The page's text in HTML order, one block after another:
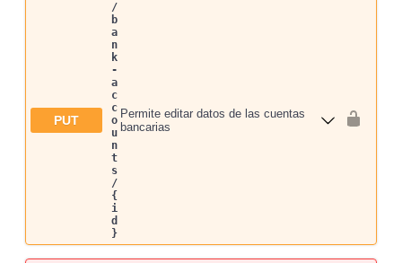
PUT
/
b
a
n
k
-
a
c
c
o
u
n
t
s
/
{
i
d
}
Permite editar datos de las cuentas
bancarias